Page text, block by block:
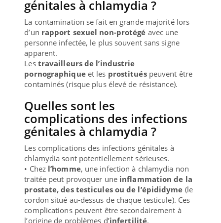
génitales à chlamydia ?
La contamination se fait en grande majorité lors
d’un rapport sexuel non-protégé avec une
personne infectée, le plus souvent sans signe
apparent.
Les travailleurs de l’industrie
pornographiqueet les prostituéspeuvent être
contaminés (risque plus élevé de résistance).
Quelles sont les
complications des infections
génitales à chlamydia ?
Les complications des infections génitales à
chlamydia sont potentiellement sérieuses.
• Chez l’homme, une infection à chlamydia non
traitée peut provoquer une inflammation de la
prostate, des testicules ou de l’épididyme (le
cordon situé au-dessus de chaque testicule). Ces
complications peuvent être secondairement à
l’origine de problèmes d’infertilité.